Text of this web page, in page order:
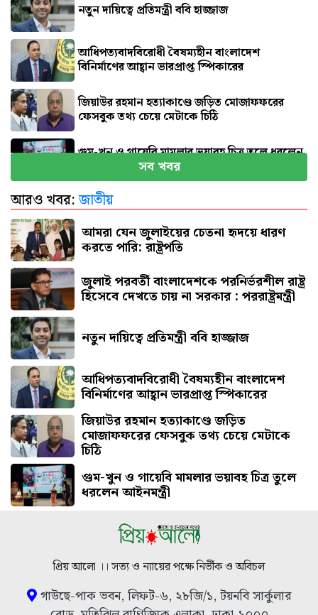
নতুন দায়িত্বে প্রতিমন্ত্রী ববি হাজ্জাজ
আধিপত্যবাদবিরোধী বৈষম্যহীন বাংলাদেশ
বিনির্মাণের আহ্বান ভারপ্রাপ্ত স্পিকারের
জিয়াউর রহমান হত্যাকাণ্ডে জড়িত মোজাফফরের
ফেসবুক তথ্য চেয়ে মেটাকে চিঠি
গুম-খুন ও গায়েবি মামলার ভয়াবহ চিত্র তুলে ধরলেন
হঠাৎ রিপাবলিক বাংলা ছাড়লেন ময়ূখ রঞ্জন ঘোষ
সব খবর
আরও খবর:জাতীয়
আমরা যেন জুলাইয়ের চেতনা হৃদয়ে ধারণ
করতে পারি: রাষ্ট্রপতি
জুলাই পরবর্তী বাংলাদেশকে পরনির্ভরশীল রাষ্ট্র
হিসেবে দেখতে চায় না সরকার : পররাষ্ট্রমন্ত্রী
নতুন দায়িত্বে প্রতিমন্ত্রী ববি হাজ্জাজ
আধিপত্যবাদবিরোধী বৈষম্যহীন বাংলাদেশ
বিনির্মাণের আহ্বান ভারপ্রাপ্ত স্পিকারের
জিয়াউর রহমান হত্যাকাণ্ডে জড়িত
মোজাফফরের ফেসবুক তথ্য চেয়ে মেটাকে
চিঠি
গুম-খুন ও গায়েবি মামলার ভয়াবহ চিত্র তুলে
ধরলেন আইনমন্ত্রী
প্রিয় আলো ।। সত্য ও ন্যায়ের পক্ষে নির্ভীক ও অবিচল
গাউছে-পাক ভবন, লিফট-৬, ২৮জি/১, টয়নবি সার্কুলার